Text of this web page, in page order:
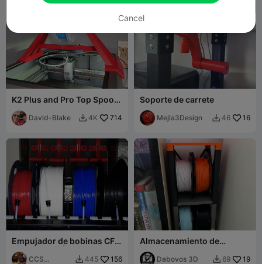
K2 Plus and Pro Top Spool
Holder
David-Blake  4K 714
Soporte de carrete
Mejla3Design  46 16
Empujador de bobinas CFS
- BRAZOS MÁS NUEVOS
CCS
 445 156
Almacenamiento de
filamento
Dabovos 3D  69 19
Cancel